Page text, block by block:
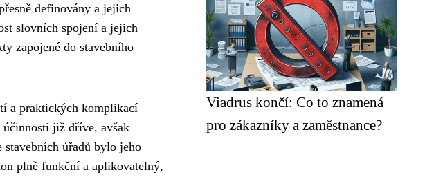
definovány a jejich
slovních spojení a jejich
zapojené do stavebního
a praktických komplikací
účinnosti již dříve, avšak
úřadů bylo jeho
plně funkční a aplikovatelný,
Viadrus končí: Co to znamená
pro zákazníky a zaměstnance?